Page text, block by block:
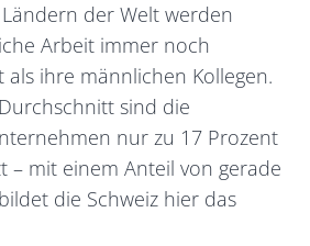
der Welt werden
Arbeit immer noch
als ihre männlichen Kollegen.
sind die
nur zu 17 Prozent
– mit einem Anteil von gerade
die Schweiz hier das